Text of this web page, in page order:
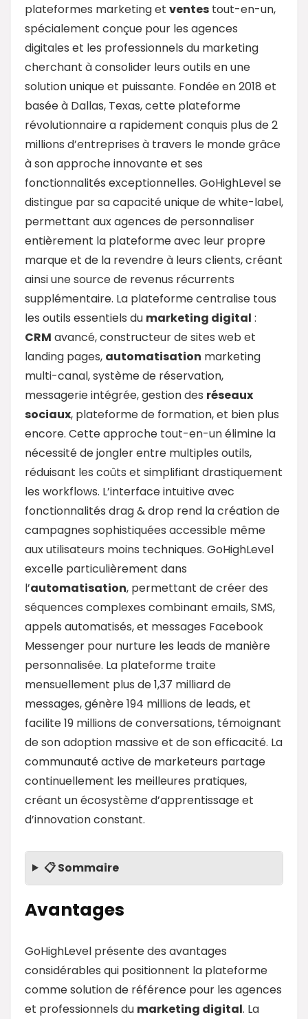
plateformes marketing et ventes tout-en-un,
spécialement conçue pour les agences
digitales et les professionnels du marketing
cherchant à consolider leurs outils en une
solution unique et puissante. Fondée en 2018 et
basée à Dallas, Texas, cette plateforme
révolutionnaire a rapidement conquis plus de 2
millions d’entreprises à travers le monde grâce
à son approche innovante et ses
fonctionnalités exceptionnelles. GoHighLevel se
distingue par sa capacité unique de white-label,
permettant aux agences de personnaliser
entièrement la plateforme avec leur propre
marque et de la revendre à leurs clients, créant
ainsi une source de revenus récurrents
supplémentaire. La plateforme centralise tous
les outils essentiels du marketing digital :
CRM avancé, constructeur de sites web et
landing pages, automatisation marketing
multi-canal, système de réservation,
messagerie intégrée, gestion des réseaux
sociaux, plateforme de formation, et bien plus
encore. Cette approche tout-en-un élimine la
nécessité de jongler entre multiples outils,
réduisant les coûts et simplifiant drastiquement
les workflows. L’interface intuitive avec
fonctionnalités drag & drop rend la création de
campagnes sophistiquées accessible même
aux utilisateurs moins techniques. GoHighLevel
excelle particulièrement dans
l’automatisation, permettant de créer des
séquences complexes combinant emails, SMS,
appels automatisés, et messages Facebook
Messenger pour nurture les leads de manière
personnalisée. La plateforme traite
mensuellement plus de 1,37 milliard de
messages, génère 194 millions de leads, et
facilite 19 millions de conversations, témoignant
de son adoption massive et de son efficacité. La
communauté active de marketeurs partage
continuellement les meilleures pratiques,
créant un écosystème d’apprentissage et
d’innovation constant.
📋 Sommaire
Avantages
GoHighLevel présente des avantages
considérables qui positionnent la plateforme
comme solution de référence pour les agences
et professionnels du marketing digital. La